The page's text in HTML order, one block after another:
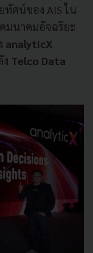
ทัศน์ของ AIS ใน
มนาคมอัจฉริยะ
analyticX
Telco Data